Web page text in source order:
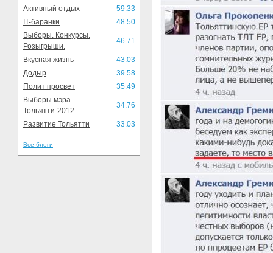
Активный отдых
59.33
IT-баранки
48.50
Выборы. Конкурсы.
Розыгрыши.
46.71
Вкусная жизнь
43.03
Додыр
39.58
Полит просвет
35.49
Выборы мэра
Тольятти-2012
34.76
Развитие Тольятти 33.03
Все блоги